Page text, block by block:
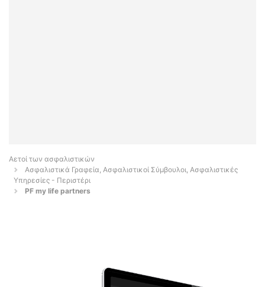
Αετοί των ασφαλιστικών
Ασφαλιστικά Γραφεία, Ασφαλιστικοί Σύμβουλοι, Ασφαλιστικές
Υπηρεσίες - Περιστέρι
PF my life partners